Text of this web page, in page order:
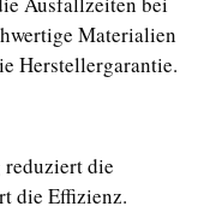
Materialien
Herstellergarantie.
reduziert die
die Effizienz.